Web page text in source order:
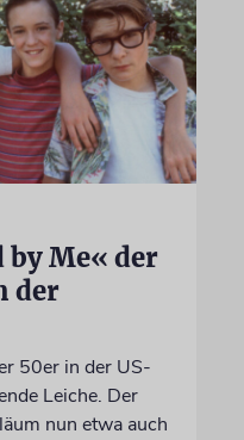
by Me« der
der
50er in der US-
Leiche. Der
nun etwa auch